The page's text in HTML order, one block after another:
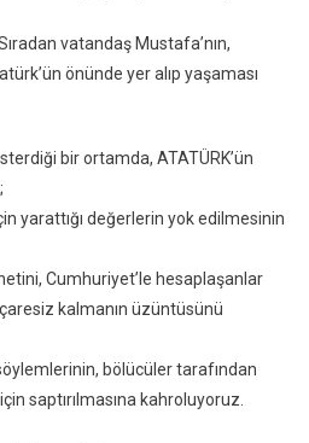
vatandaş Mustafa’nın,
önünde yer alıp yaşaması
bir ortamda, ATATÜRK’ün
yarattığı değerlerin yok edilmesinin
Cumhuriyet’le hesaplaşanlar
kalmanın üzüntüsünü
bölücüler tarafından
saptırılmasına kahroluyoruz.